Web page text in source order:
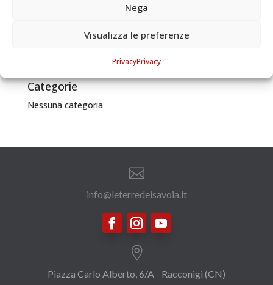
Nega
Visualizza le preferenze
PrivacyPrivacy
Autore: Alexandre Dumas Data di...
Categorie
Nessuna categoria

info@leterredeisavoia.it

Piazza Carlo Alberto, 6/A - Racconigi (CN)